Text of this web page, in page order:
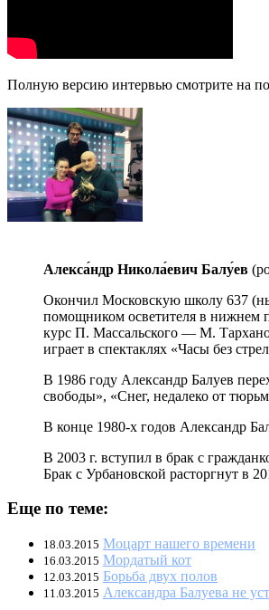
Полную версию интервью смотрите на
Алекса́ндр Никола́евич Балу́ев
Окончил Московскую школу 637
помощником осветителя в нижнем
курс П. Массальского — М.
играет в спектаклях «Часы без
В 1986 году Александр Балуев
свободы», «Снег, недалеко от
В конце 1980-х годов Александр
В 2003 г. вступил в брак с
Брак с Урбановской расторгнут в
Еще по теме:
18.03.2015 Моцарт нашего времени
16.03.2015 Мордатый кот
12.03.2015 Борьба двух полов
11.03.2015 Александра Балуева не